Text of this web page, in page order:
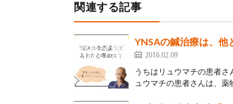
関連する記事
YNSAの鍼治療は、他
2016.02.09
うちはリュウマチの患者
ュウマチの患者さんは、